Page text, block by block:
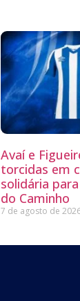
Avaí e
torcidas em
solidária
do Caminho
7 de agosto de